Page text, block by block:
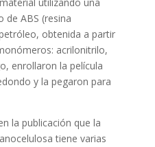
ABS (resina
obtenida a partir
acrilonitrilo,
enrollaron la película
y la pegaron para
la publicación que la
tiene varias